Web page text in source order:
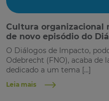
Cultura organizacional
de novo episódio do
O Diálogos de Impacto,
Odebrecht (FNO), acaba de
dedicado a um tema […]
Leia mais